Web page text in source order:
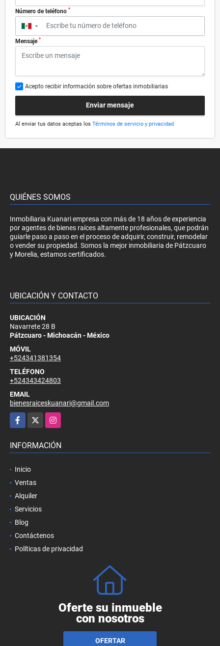
Número de teléfono *
▼
Mensaje *
Acepto recibir información sobre ofertas inmobiliarias
Enviar mensaje
Al enviar tus datos aceptas los Términos de servicio y privacidad
QUIÉNES SOMOS
Inmobiliaria Kuanari empresa con más de 18 años de experiencia
por agentes de bienes raíces altamente profesionales, que podrán
guiarle paso a paso en el proceso de adquirir, construir, remodelar
o vender su propiedad. Somos la mejor inmobiliaria de Pátzcuaro
y Morelia, estamos certificados.
UBICACIÓN Y CONTACTO
UBICACIÓN
Navarrete 28 B
Pátzcuaro - Michoacán - México
MÓVIL
+524341381354
TELÉFONO
+524343424803
EMAIL
bienesraiceskuanari@gmail.com
Facebook
Instagram
INFORMACIÓN
Inicio
Ventas
Alquiler
Servicios
Blog
Contáctenos
Políticas de privacidad
Oferte su inmueble
con nosotros
OFERTAR